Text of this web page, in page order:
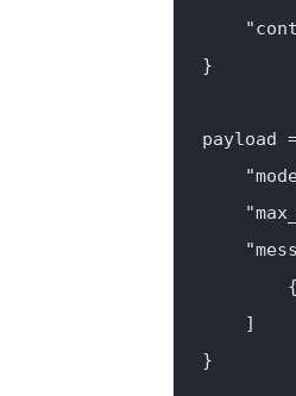
}
payload
    ]
}